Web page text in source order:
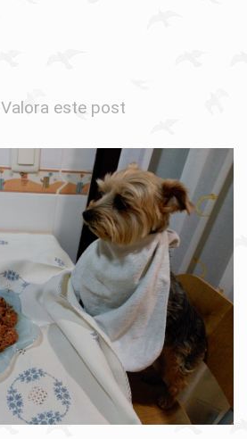
Valora este post